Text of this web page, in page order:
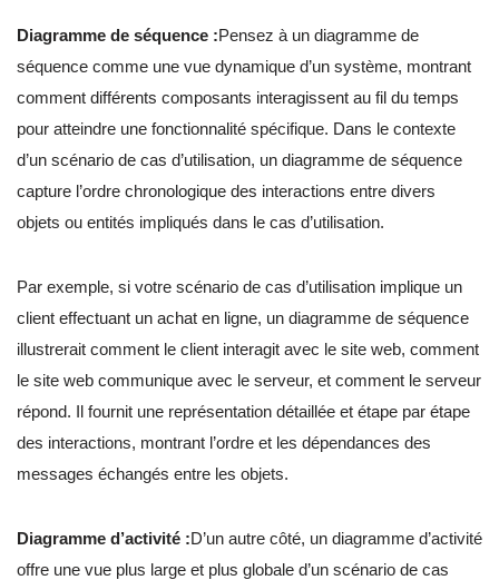
Diagramme de séquence :Pensez à un diagramme de
séquence comme une vue dynamique d’un système, montrant
comment différents composants interagissent au fil du temps
pour atteindre une fonctionnalité spécifique. Dans le contexte
d’un scénario de cas d’utilisation, un diagramme de séquence
capture l’ordre chronologique des interactions entre divers
objets ou entités impliqués dans le cas d’utilisation.
Par exemple, si votre scénario de cas d’utilisation implique un
client effectuant un achat en ligne, un diagramme de séquence
illustrerait comment le client interagit avec le site web, comment
le site web communique avec le serveur, et comment le serveur
répond. Il fournit une représentation détaillée et étape par étape
des interactions, montrant l’ordre et les dépendances des
messages échangés entre les objets.
Diagramme d’activité :D’un autre côté, un diagramme d’activité
offre une vue plus large et plus globale d’un scénario de cas